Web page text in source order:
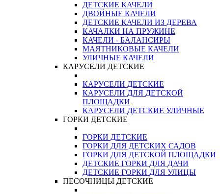
ДЕТСКИЕ КАЧЕЛИ
ДВОЙНЫЕ КАЧЕЛИ
ДЕТСКИЕ КАЧЕЛИ ИЗ ДЕРЕВА
КАЧАЛКИ НА ПРУЖИНЕ
КАЧЕЛИ - БАЛАНСИРЫ
МАЯТНИКОВЫЕ КАЧЕЛИ
УЛИЧНЫЕ КАЧЕЛИ
КАРУСЕЛИ ДЕТСКИЕ
КАРУСЕЛИ ДЕТСКИЕ
КАРУСЕЛИ ДЛЯ ДЕТСКОЙ
ПЛОЩАДКИ
КАРУСЕЛИ ДЕТСКИЕ УЛИЧНЫЕ
ГОРКИ ДЕТСКИЕ
ГОРКИ ДЕТСКИЕ
ГОРКИ ДЛЯ ДЕТСКИХ САДОВ
ГОРКИ ДЛЯ ДЕТСКОЙ ПЛОЩАДКИ
ДЕТСКИЕ ГОРКИ ДЛЯ ДАЧИ
ДЕТСКИЕ ГОРКИ ДЛЯ УЛИЦЫ
ПЕСОЧНИЦЫ ДЕТСКИЕ